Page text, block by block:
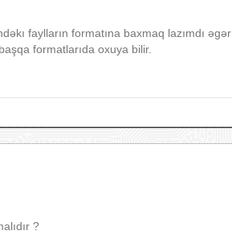
faylların formatına baxmaq lazımdı əgər
formatlarıda oxuya bilir.
?